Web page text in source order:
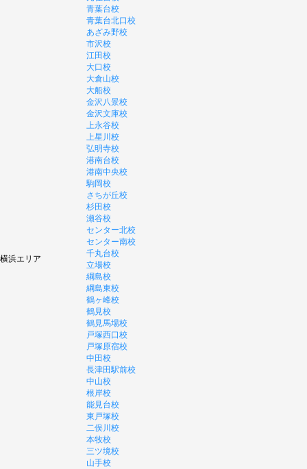
横浜エリア
青葉台校
青葉台北口校
あざみ野校
市沢校
江田校
大口校
大倉山校
大船校
金沢八景校
金沢文庫校
上永谷校
上星川校
弘明寺校
港南台校
港南中央校
駒岡校
さちが丘校
杉田校
瀬谷校
センター北校
センター南校
千丸台校
立場校
綱島校
綱島東校
鶴ヶ峰校
鶴見校
鶴見馬場校
戸塚西口校
戸塚原宿校
中田校
長津田駅前校
中山校
根岸校
能見台校
東戸塚校
二俣川校
本牧校
三ツ境校
山手校